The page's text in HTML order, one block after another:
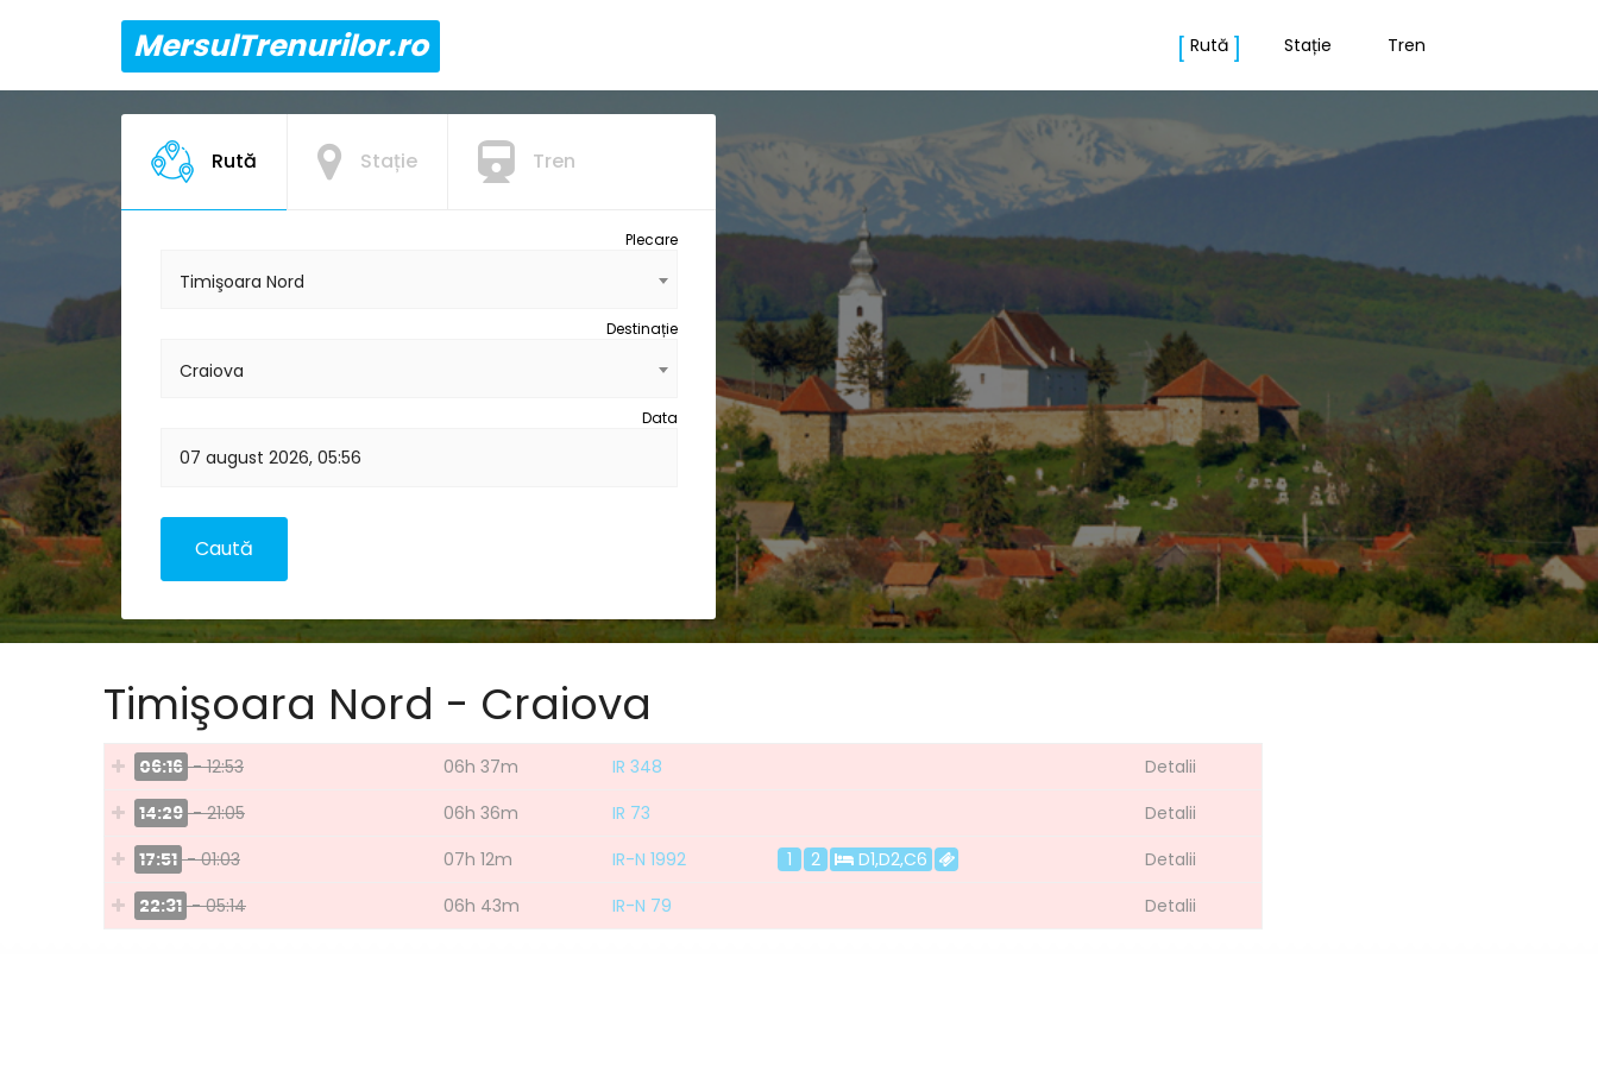
MersulTrenurilor.ro Rută Stație Tren
Rută Stație Tren
Plecare
Timişoara Nord
Destinație
Craiova
Data
Timişoara Nord - Craiova
06:16 - 12:53 06h 37m IR 348
Detalii
14:29 - 21:05 06h 36m IR 73
Detalii
17:51 - 01:03 07h 12m IR-N 1992 1 2 D1,D2,C6
Detalii
22:31 - 05:14 06h 43m IR-N 79 Detalii